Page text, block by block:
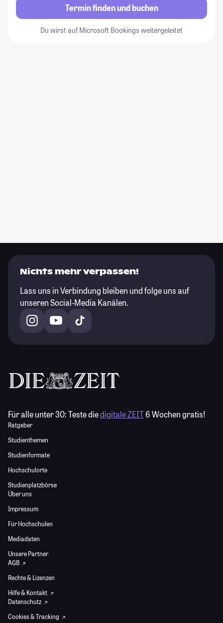
Termin finden und buchen
Du wirst auf Microsoft Bookings weitergeleitet
Nichts mehr verpassen!
Lass uns in Verbindung bleiben und folge uns auf
unseren Social-Media Kanälen.
Für alle unter 30:Teste diedigitale ZEIT6 Wochen gratis!
Ratgeber
Studienthemen
Studienformate
Hochschulorte
Studienplatzbörse
Über uns
Impressum
Für Hochschulen
Mediadaten
Unsere Partner
AGB
Rechte & Lizenzen
Hilfe & Kontakt
Datenschutz
Cookies & Tracking